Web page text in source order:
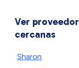
Ver
cercanas
Sharon